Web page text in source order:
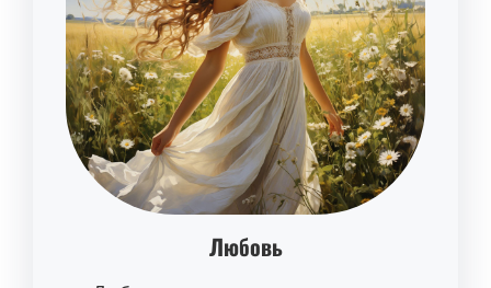
Любовь